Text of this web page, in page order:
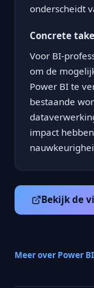
onderscheidt
Concrete
Voor BI-
om de
Power BI te
bestaande
impact
Bekijk de
Meer over Power